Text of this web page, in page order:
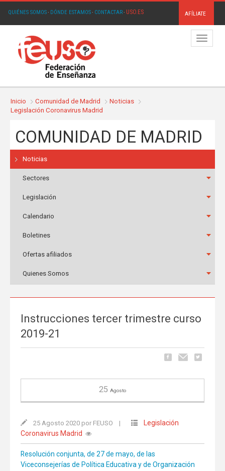
QUIÉNES SOMOS· DÓNDE ESTAMOS· CONTACTAR· USO.ES AFÍLIATE
Menú
Inicio Comunidad de Madrid
Noticias
Legislación Coronavirus Madrid
COMUNIDAD DE MADRID
Noticias
Sectores
Legislación
Calendario
Boletines
Ofertas afiliados
Quienes Somos
Instrucciones tercer trimestre curso
2019-21
25 Agosto
25 Agosto 2020 por FEUSO |
Legislación
Coronavirus Madrid
Resolución conjunta, de 27 de mayo, de las
Viceconsejerías de Política Educativa y de Organización